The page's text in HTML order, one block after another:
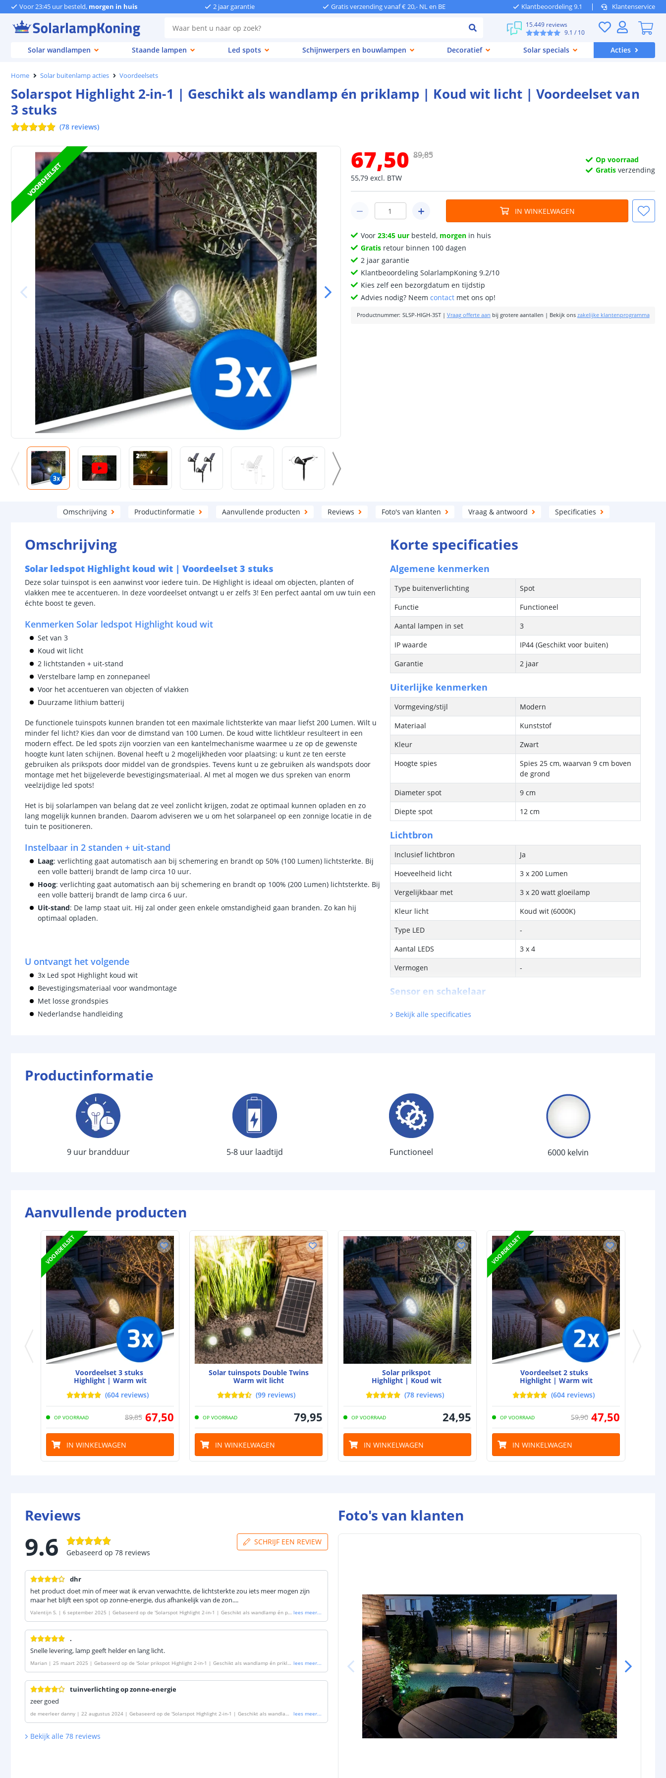
Voor 23:45 uur besteld, morgen in huis 2 jaar garantie Gratis verzending vanaf € 20,- NL en BE Klantbeoordeling 9.1 Klantenservice
15.449 reviews
9.1 / 10
Solar wandlampen Staande lampen Led spots Schijnwerpers en bouwlampen Decoratief Solar specials Acties
Home Solar buitenlamp acties Voordeelsets
Solarspot Highlight 2-in-1 | Geschikt als wandlamp én priklamp | Koud wit licht | Voordeelset van
3 stuks
(78 reviews)
VOORDEELSET
67,50
55,79 excl. BTW
89,85
Op voorraad
Gratis verzending
IN WINKELWAGEN
Voor23:45 uur besteld, morgen in huis
Gratis retour binnen 100 dagen
2 jaar garantie
Klantbeoordeling SolarlampKoning 9.2/10
Kies zelf een bezorgdatum en tijdstip
Advies nodig? Neemcontact met ons op!
Productnummer: SLSP-HIGH-3ST| Vraag offerte aan bij grotere aantallen | Bekijk ons zakelijke klantenprogramma
Omschrijving Productinformatie Aanvullende producten Reviews Foto's van klanten Vraag & antwoord Specificaties
Omschrijving
Solar ledspot Highlight koud wit | Voordeelset 3 stuks
Deze solar tuinspot is een aanwinst voor iedere tuin. De Highlight is ideaal om objecten, planten of
vlakken mee te accentueren. In deze voordeelset ontvangt u er zelfs 3! Een perfect aantal om uw tuin een
échte boost te geven.
Kenmerken Solar ledspot Highlight koud wit
Set van 3
Koud wit licht
2 lichtstanden + uit-stand
Verstelbare lamp en zonnepaneel
Voor het accentueren van objecten of vlakken
Duurzame lithium batterij
De functionele tuinspots kunnen branden tot een maximale lichtsterkte van maar liefst 200 Lumen. Wilt u
minder fel licht? Kies dan voor de dimstand van 100 Lumen. De koud witte lichtkleur resulteert in een
modern effect. De led spots zijn voorzien van een kantelmechanisme waarmee u ze op de gewenste
hoogte kunt laten schijnen. Bovenal heeft u 2 mogelijkheden voor plaatsing: u kunt ze ten eerste
gebruiken als prikspots door middel van de grondspies. Tevens kunt u ze gebruiken als wandspots door
montage met het bijgeleverde bevestigingsmateriaal. Al met al mogen we dus spreken van enorm
veelzijdige led spots!
Het is bij solarlampen van belang dat ze veel zonlicht krijgen, zodat ze optimaal kunnen opladen en zo
lang mogelijk kunnen branden. Daarom adviseren we u om het solarpaneel op een zonnige locatie in de
tuin te positioneren.
Instelbaar in 2 standen + uit-stand
Laag: verlichting gaat automatisch aan bij schemering en brandt op 50% (100 Lumen) lichtsterkte. Bij
een volle batterij brandt de lamp circa 10 uur.
Hoog: verlichting gaat automatisch aan bij schemering en brandt op 100% (200 Lumen) lichtsterkte. Bij
een volle batterij brandt de lamp circa 6 uur.
Uit-stand: De lamp staat uit. Hij zal onder geen enkele omstandigheid gaan branden. Zo kan hij
optimaal opladen.
U ontvangt het volgende
3x Led spot Highlight koud wit
Bevestigingsmateriaal voor wandmontage
Met losse grondspies
Nederlandse handleiding
Korte specificaties
Algemene kenmerken
Type buitenverlichting
Spot
Functie
Functioneel
Aantal lampen in set
3
IP waarde
IP44 (Geschikt voor buiten)
Garantie
2 jaar
Uiterlijke kenmerken
Vormgeving/stijl
Modern
Materiaal
Kunststof
Kleur
Zwart
Hoogte spies
Spies 25 cm, waarvan 9 cm boven
de grond
Diameter spot
9 cm
Diepte spot
12 cm
Lichtbron
Inclusief lichtbron
Ja
Hoeveelheid licht
3 x 200 Lumen
Vergelijkbaar met
3 x 20 watt gloeilamp
Kleur licht
Koud wit (6000K)
Type LED
-
Aantal LEDS
3 x 4
Vermogen
-
Sensor en schakelaar
Schemersensor
Schakelaar aan/uit
Aantal lichtstanden
Batterij
Brandduur
tot 9 uur (afhankelijk laadtijd en
lichtstand)
Solar paneel
Type paneel
Polycrystalline
Capaciteit
3 x 2 Watt
De meest voorkomende termen worden uitgelegd in onzeSolar informatie
blog.
Bekijk alle specificaties
Productinformatie
9 uur brandduur 5-8 uur laadtijd Functioneel 6000 kelvin
Aanvullende producten
VOORDEELSET
Voordeelset 3 stuks
Highlight | Warm wit
(604 reviews)
OP VOORRAAD 89,85 67,50
IN WINKELWAGEN
Solar tuinspots Double Twins
Warm wit licht
(99 reviews)
OP VOORRAAD 79,95
IN WINKELWAGEN
Solar prikspot
Highlight | Koud wit
(78 reviews)
OP VOORRAAD 24,95
IN WINKELWAGEN
VOORDEELSET
Voordeelset 2 stuks
Highlight | Warm wit
(604 reviews)
OP VOORRAAD 59,90 47,50
IN WINKELWAGEN
Reviews
9.6 Gebaseerd op 78 reviews
SCHRIJF EEN REVIEW
dhr
het product doet min of meer wat ik ervan verwachtte, de lichtsterkte zou iets meer mogen zijn
maar het blijft een spot op zonne-energie, dus afhankelijk van de zon....
Valentijn S. | 6 september 2025 | Gebaseerd op de 'Solarspot Highlight 2-in-1 | Geschikt als wandlamp én pri
klamp | Koud wit licht | Voordeelset van 3 stuks'
lees meer...
.
Snelle levering, lamp geeft helder en lang licht.
Marian | 25 maart 2025 | Gebaseerd op de 'Solar prikspot Highlight 2-in-1 | Geschikt als wandlamp én prikla
mp | Koud wit licht'
lees meer...
tuinverlichting op zonne-energie
zeer goed
de meerleer danny | 22 augustus 2024 | Gebaseerd op de 'Solarspot Highlight 2-in-1 | Geschikt als wandlamp
én priklamp | Koud wit licht | Voordeelset van 3 stuks'
lees meer...
Bekijk alle 78 reviews
Foto's van klanten